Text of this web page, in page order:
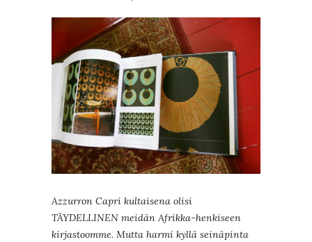
Azzurron Capri kultaisena olisi
TÄYDELLINEN meidän Afrikka-henkiseen
kirjastoomme. Mutta harmi kyllä seinäpinta